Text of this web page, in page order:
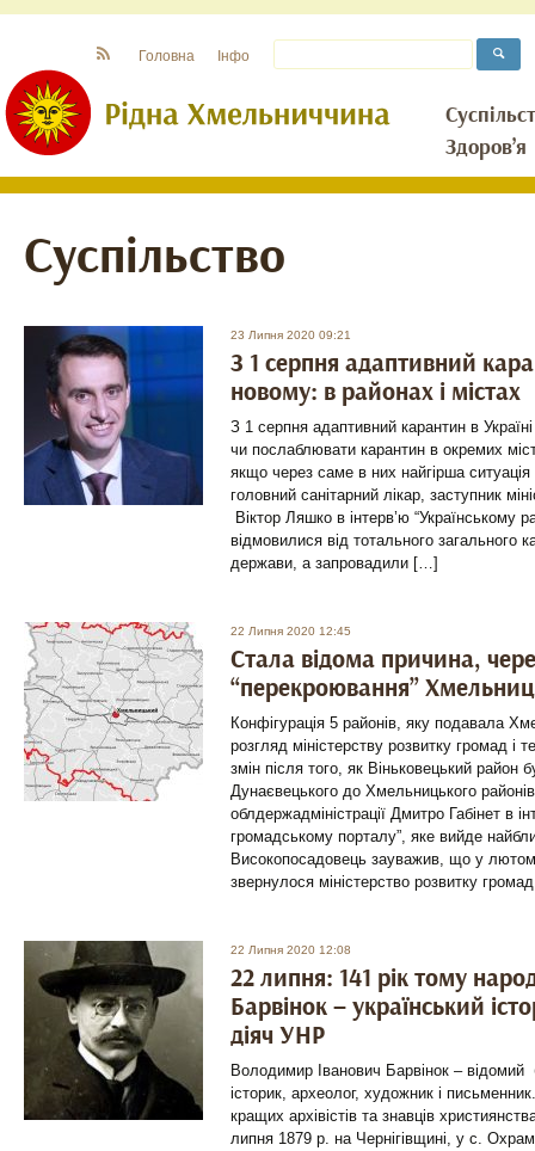
Здоров’я
Головна Інфо
Суспільство
23 Липня 2020 09:21
З 1 серпня адаптивний
новому: в районах і містах
З 1 серпня адаптивний карантин в
чи послаблювати карантин в окремих
якщо через саме в них найгірша
головний санітарний лікар, заступник
Віктор Ляшко в інтерв’ю “Українському
відмовилися від тотального загального
держави, а запровадили […]
22 Липня 2020 12:45
Стала відома причина,
“перекроювання”
Конфігурація 5 районів, яку подавала
розгляд міністерству розвитку громад і
змін після того, як Віньковецький район
Дунаєвецького до Хмельницького
облдержадміністрації Дмитро Габінет в
громадському порталу”, яке вийде
Високопосадовець зауважив, що у
звернулося міністерство розвитку
22 Липня 2020 12:08
22 липня: 141 рік тому
Барвінок – український
діяч УНР
Володимир Іванович Барвінок – відомий
історик, археолог, художник і
кращих архівістів та знавців
липня 1879 р. на Чернігівщині, у с.